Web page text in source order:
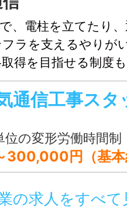
、電柱を立てたり
ラを支えるやりが
得を目指せる制度
けて成長できます
利厚生もあり、仕
です！チームで動
きますよ！
通信工事スタ
の変形労働時間制
基本給）＋各種手当 ※今の収入
の求人をすべて